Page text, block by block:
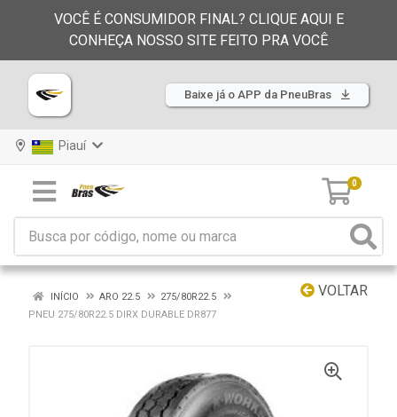
VOCÊ É CONSUMIDOR FINAL? CLIQUE AQUI E
CONHEÇA NOSSO SITE FEITO PRA VOCÊ
Baixe já o APP da PneuBras
Piauí
0
VOLTAR
INÍCIO ARO 22.5
275/80R22.5
PNEU 275/80R22.5 DIRX DURABLE DR877